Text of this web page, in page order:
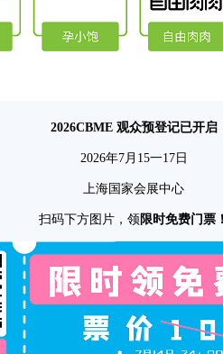
2026CBME 观众预登记已开启
2026年7月15一17日
上海国家会展中心
扫码下方图片，领 限时免费门票